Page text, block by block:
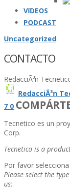
VíDEOS
PODCAST
Uncategorized
CONTACTO
RedacciÃ³n
RedacciÃ³n
7 0
Tecnetico es un
Corp.
Tecnetico is a
Por favor
Please select the
us: